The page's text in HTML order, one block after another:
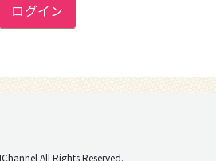
ログイン
All Rights Reserved.